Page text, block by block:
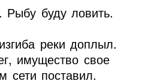
Рыбу буду ловить.
реки доплыл.
имущество свое
сети поставил.